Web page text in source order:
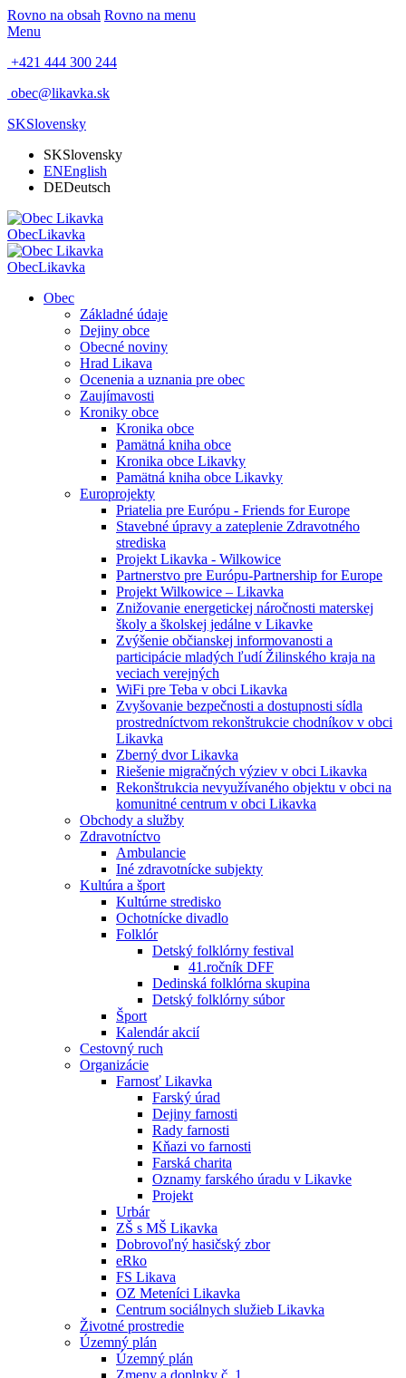
Rovno na obsah Rovno na menu
Menu
+421 444 300 244
obec@likavka.sk
SKSlovensky
SKSlovensky
ENEnglish
DEDeutsch
ObecLikavka
ObecLikavka
Obec
Základné údaje
Dejiny obce
Obecné noviny
Hrad Likava
Ocenenia a uznania pre obec
Zaujímavosti
Kroniky obce
Kronika obce
Pamätná kniha obce
Kronika obce Likavky
Pamätná kniha obce Likavky
Europrojekty
Priatelia pre Európu - Friends for Europe
Stavebné úpravy a zateplenie Zdravotného
strediska
Projekt Likavka - Wilkowice
Partnerstvo pre Európu-Partnership for Europe
Projekt Wilkowice – Likavka
Znižovanie energetickej náročnosti materskej
školy a školskej jedálne v Likavke
Zvýšenie občianskej informovanosti a
participácie mladých ľudí Žilinského kraja na
veciach verejných
WiFi pre Teba v obci Likavka
Zvyšovanie bezpečnosti a dostupnosti sídla
prostredníctvom rekonštrukcie chodníkov v obci
Likavka
Zberný dvor Likavka
Riešenie migračných výziev v obci Likavka
Rekonštrukcia nevyužívaného objektu v obci na
komunitné centrum v obci Likavka
Obchody a služby
Zdravotníctvo
Ambulancie
Iné zdravotnícke subjekty
Kultúra a šport
Kultúrne stredisko
Ochotnícke divadlo
Folklór
Detský folklórny festival
41.ročník DFF
Dedinská folklórna skupina
Detský folklórny súbor
Šport
Kalendár akcií
Cestovný ruch
Organizácie
Farnosť Likavka
Farský úrad
Dejiny farnosti
Rady farnosti
Kňazi vo farnosti
Farská charita
Oznamy farského úradu v Likavke
Projekt
Urbár
ZŠ s MŠ Likavka
Dobrovoľný hasičský zbor
eRko
FS Likava
OZ Meteníci Likavka
Centrum sociálnych služieb Likavka
Životné prostredie
Územný plán
Územný plán
Zmeny a doplnky č. 1